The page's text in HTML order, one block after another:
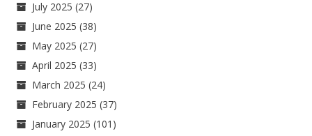
July 2025 (27)
June 2025 (38)
May 2025 (27)
April 2025 (33)
March 2025 (24)
February 2025 (37)
January 2025 (101)